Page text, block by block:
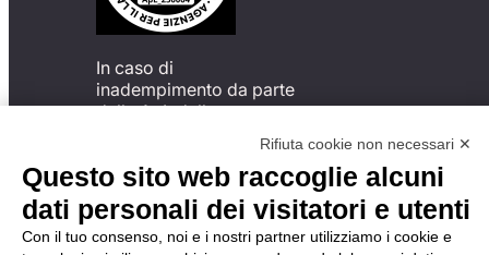
In caso di
inadempimento da parte
della ApL delle
del Codice di Condotta, è
possibile presentare un
reclamo
all’Organismo di
Monitoraggio utilizzando
Rifiuta cookie non necessari ✕
Questo sito web raccoglie alcuni
dati personali dei visitatori e utenti
Con il tuo consenso, noi e i nostri partner utilizziamo i cookie e